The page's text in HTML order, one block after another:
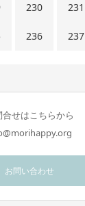
230 231
236 237
合せはこちらから
お問い合わせ